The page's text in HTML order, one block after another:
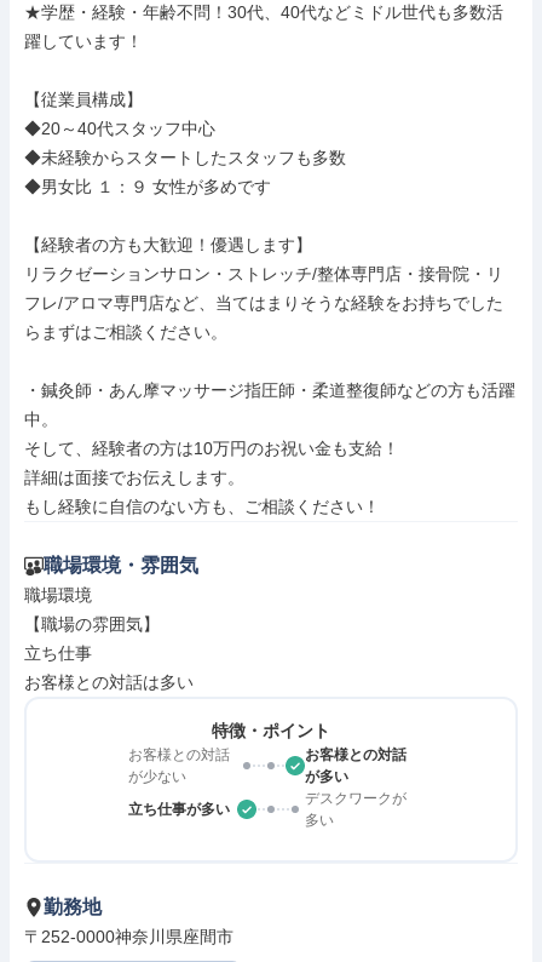
★学歴・経験・年齢不問！30代、40代などミドル世代も多数活
躍しています！
【従業員構成】
◆20～40代スタッフ中心
◆未経験からスタートしたスタッフも多数
◆男女比 １：９ 女性が多めです
【経験者の方も大歓迎！優遇します】
リラクゼーションサロン・ストレッチ/整体専門店・接骨院・リ
フレ/アロマ専門店など、当てはまりそうな経験をお持ちでした
らまずはご相談ください。
・鍼灸師・あん摩マッサージ指圧師・柔道整復師などの方も活躍
中。
そして、経験者の方は10万円のお祝い金も支給！
詳細は面接でお伝えします。
もし経験に自信のない方も、ご相談ください！
職場環境・雰囲気
職場環境
【職場の雰囲気】
立ち仕事
お客様との対話は多い
特徴・ポイント
お客様との対話
が少ない
お客様との対話
が多い
立ち仕事が多い
デスクワークが
多い
勤務地
〒252-0000神奈川県座間市